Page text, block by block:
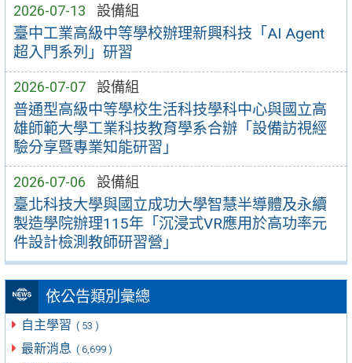
2026-07-13 設備組
臺中工業高級中等學校辦理新興科技「AI Agent
超入門系列」研習
2026-07-07 設備組
普通型高級中等學校生活科技學科中心與國立高
雄師範大學工業科技教育學系合辦「設備訪視經
驗分享暨專業知能研習」
2026-07-06 設備組
臺北科技大學與國立成功大學智慧半導體及永續
製造學院辦理115年「沉浸式VR應用於高功率元
件設計檢測教師研習營」
依公告類別彙總
自主學習 ( 53 )
最新消息 ( 6,699 )